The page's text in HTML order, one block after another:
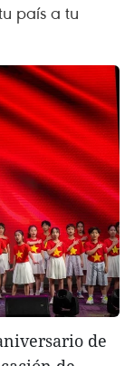
país a tu
de